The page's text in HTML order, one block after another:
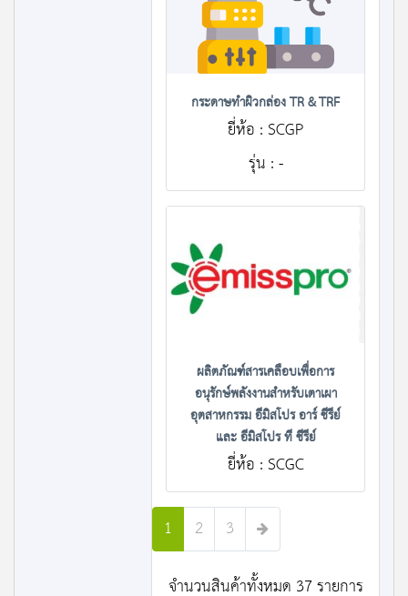
กระดาษทำผิวกล่อง TR & TRF
ยี่ห้อ : SCGP
รุ่น : -
ผลิตภัณฑ์สารเคลือบเพื่อการ
อนุรักษ์พลังงานสำหรับเตาเผา
อุตสาหกรรม อีมิสโปร อาร์ ซีรีย์
และ อีมิสโปร ที ซีรีย์
ยี่ห้อ : SCGC
1 2
3
จำนวนสินค้าทั้งหมด 37 รายการ